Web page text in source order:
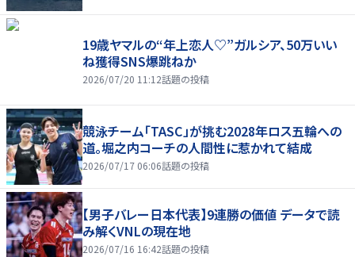
19歳ヤマルの“年上恋人♡”ガルシア、50万いい
ね獲得SNS爆跳ねか
2026/07/20 11:12話題の投稿
競泳チーム「TASC」が挑む2028年ロス五輪への
道。堀之内コーチの人間性に惹かれて結成
2026/07/17 06:06話題の投稿
【男子バレー日本代表】9連勝の価値 データで読
み解くVNLの現在地
2026/07/16 16:42話題の投稿